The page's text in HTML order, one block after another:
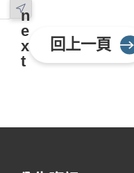
n
e
x
t
回上一頁